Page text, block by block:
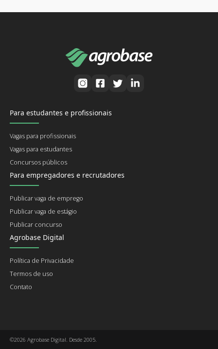
Para estudantes e profissionais
Vagas para profissionais
Vagas para estudantes
Concursos públicos
Para empregadores e recrutadores
Publicar vaga de emprego
Publicar vaga de estágio
Publicar concurso
Agrobase Digital
Política de Privacidade
Termos de uso
Contato
©2026 Agrobase Digital. Desde 2005.